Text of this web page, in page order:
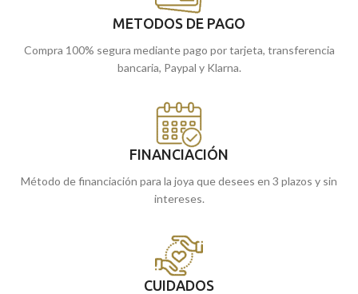
METODOS DE PAGO
Compra 100% segura mediante pago por tarjeta, transferencia
bancaria, Paypal y Klarna.
FINANCIACIÓN
Método de financiación para la joya que desees en 3 plazos y sin
intereses.
CUIDADOS